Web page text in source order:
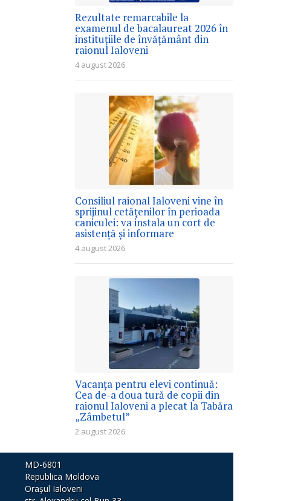
Rezultate remarcabile la
examenul de bacalaureat 2026 în
instituțiile de învățământ din
raionul Ialoveni
4 august 2026
Consiliul raional Ialoveni vine în
sprijinul cetățenilor în perioada
caniculei: va instala un cort de
asistență și informare
4 august 2026
Vacanța pentru elevi continuă:
Cea de-a doua tură de copii din
raionul Ialoveni a plecat la Tabăra
„Zâmbetul”
2 august 2026
MD-6801
Republica Moldova
Orașul Ialoveni